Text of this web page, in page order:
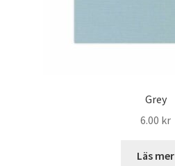
Grey
6.00 kr
Läs mer